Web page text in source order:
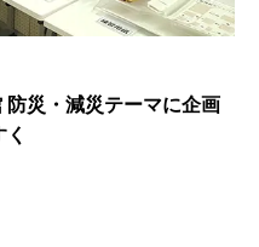
災・減災テーマに企画